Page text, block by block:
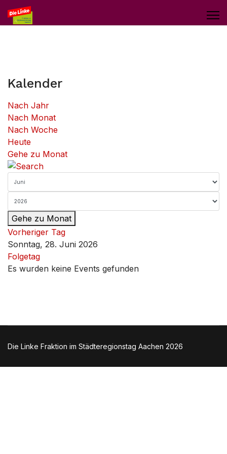
Kalender
Nach Jahr
Nach Monat
Nach Woche
Heute
Gehe zu Monat
Gehe zu Monat
Vorheriger Tag
Sonntag, 28. Juni 2026
Folgetag
Es wurden keine Events gefunden
Die Linke Fraktion im Städteregionstag Aachen 2026